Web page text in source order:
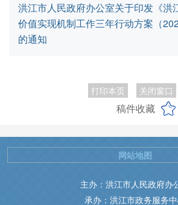
洪江市人民政府办公室关于印发《洪
价值实现机制工作三年行动方案（
的通知
打印本页 关闭窗口
稿件收藏
主办：洪江市人民政府办
承办：洪江市政务服务
网站地图